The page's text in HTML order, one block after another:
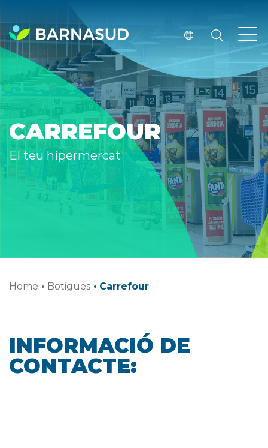
CARREFOUR
El teu hipermercat
Home · Botigues · Carrefour
INFORMACIÓ DE
CONTACTE: